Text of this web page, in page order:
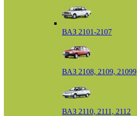
ВАЗ 2101-2107
ВАЗ 2108, 2109, 21099
ВАЗ 2110, 2111, 2112